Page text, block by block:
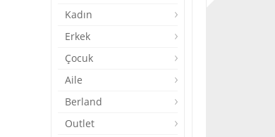
Kadın
Erkek
Çocuk
Aile
Berland
Outlet